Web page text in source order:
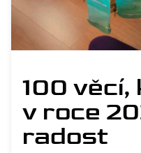
100 věcí,
v roce
radost